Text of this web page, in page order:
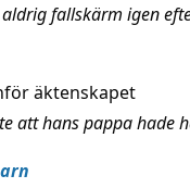
fallskärm igen
äktenskapet
att hans pappa hade